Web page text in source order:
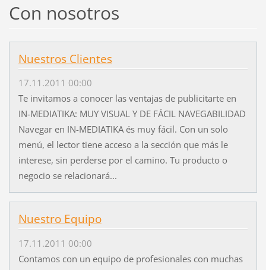
Con nosotros
Nuestros Clientes
17.11.2011 00:00
Te invitamos a conocer las ventajas de publicitarte en
IN-MEDIATIKA: MUY VISUAL Y DE FÁCIL NAVEGABILIDAD
Navegar en IN-MEDIATIKA és muy fácil. Con un solo
menú, el lector tiene acceso a la sección que más le
interese, sin perderse por el camino. Tu producto o
negocio se relacionará...
Nuestro Equipo
17.11.2011 00:00
Contamos con un equipo de profesionales con muchas